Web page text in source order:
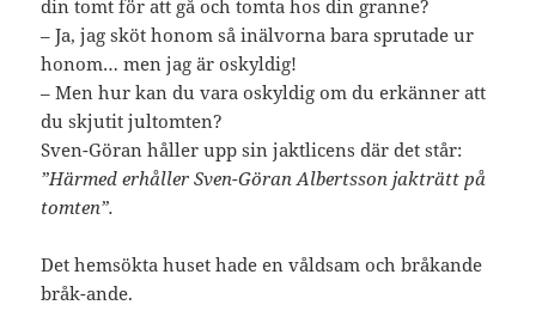
din tomt för att gå och tomta hos din granne?
– Ja, jag sköt honom så inälvorna bara sprutade ur
honom… men jag är oskyldig!
– Men hur kan du vara oskyldig om du erkänner att
du skjutit jultomten?
Sven-Göran håller upp sin jaktlicens där det står:
”Härmed erhåller Sven-Göran Albertsson jakträtt på
tomten”.
Det hemsökta huset hade en våldsam och bråkande
bråk-ande.